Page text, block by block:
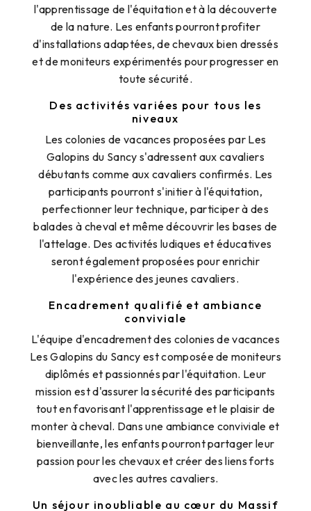
l'apprentissage de l'équitation et à la découverte
de la nature. Les enfants pourront profiter
d'installations adaptées, de chevaux bien dressés
et de moniteurs expérimentés pour progresser en
toute sécurité.
Des activités variées pour tous les
niveaux
Les colonies de vacances proposées par Les
Galopins du Sancy s'adressent aux cavaliers
débutants comme aux cavaliers confirmés. Les
participants pourront s'initier à l'équitation,
perfectionner leur technique, participer à des
balades à cheval et même découvrir les bases de
l'attelage. Des activités ludiques et éducatives
seront également proposées pour enrichir
l'expérience des jeunes cavaliers.
Encadrement qualifié et ambiance
conviviale
L'équipe d'encadrement des colonies de vacances
Les Galopins du Sancy est composée de moniteurs
diplômés et passionnés par l'équitation. Leur
mission est d'assurer la sécurité des participants
tout en favorisant l'apprentissage et le plaisir de
monter à cheval. Dans une ambiance conviviale et
bienveillante, les enfants pourront partager leur
passion pour les chevaux et créer des liens forts
avec les autres cavaliers.
Un séjour inoubliable au cœur du Massif